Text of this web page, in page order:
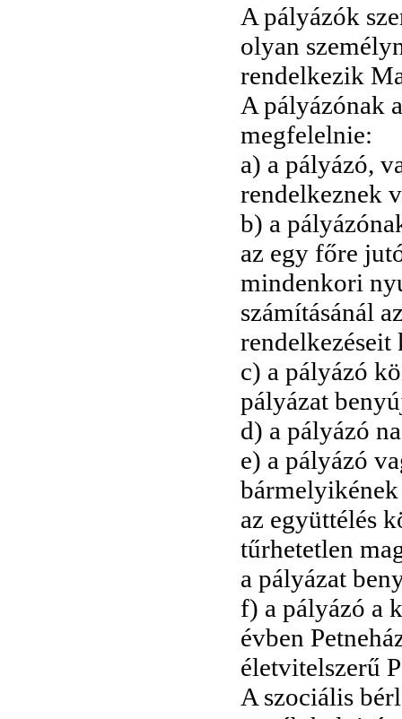
A pályázók
olyan
rendelkezik
A pályázónak
megfelelnie:
a) a pályázó,
rendelkeznek
b) a
az egy főre
mindenkori
számításánál
c) a pályázó
pályázat
d) a pályázó
e) a pályázó
az együttélés
tűrhetetlen
a pályázat
f) a pályázó a
évben
életvitelszerű
A szociális